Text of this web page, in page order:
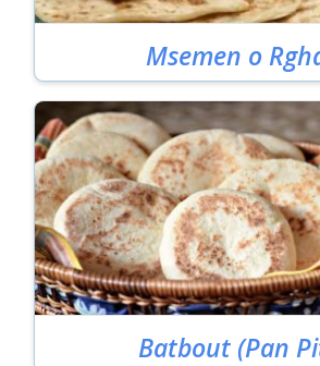
Msemen o
Batbout (Pan